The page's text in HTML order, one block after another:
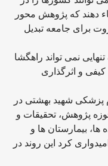
دهند که پژوهش محور
برای جامعه تبدیل
نمی تواند راهگشا
و اثرگذاری
پزشکی شهید بهشتی در
پژوهش، تحقیقات و
بیمارستان ها و
کرد این روند در